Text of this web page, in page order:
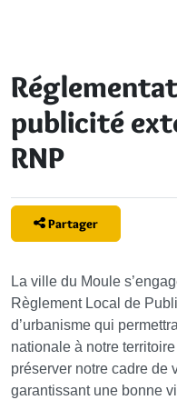
publicité
RNP
Partager
La ville du Moule
Règlement Local de
d’urbanisme qui
nationale à notre
préserver notre cadre de
garantissant une bonne